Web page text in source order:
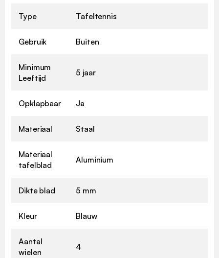
Type Tafeltennis
Gebruik Buiten
Minimum
Leeftijd
5 jaar
Opklapbaar Ja
Materiaal Staal
Materiaal
tafelblad
Aluminium
Dikte blad 5 mm
Kleur Blauw
Aantal
wielen
4